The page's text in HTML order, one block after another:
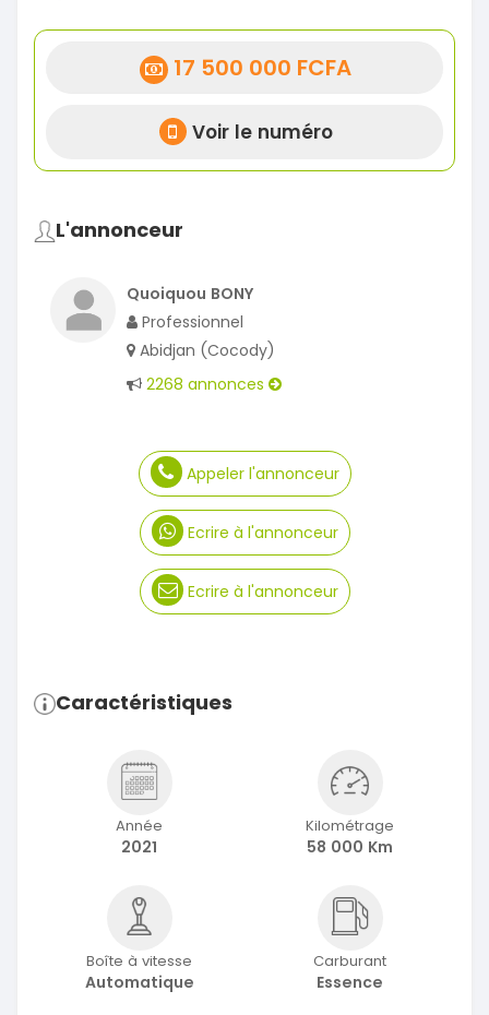
17 500 000 FCFA
Voir le numéro
L'annonceur
Quoiquou BONY
Professionnel
Abidjan (Cocody)
2268 annonces
Appeler l'annonceur
Ecrire à l'annonceur
Ecrire à l'annonceur
Caractéristiques
Année
2021
Kilométrage
58 000 Km
Boîte à vitesse
Automatique
Carburant
Essence